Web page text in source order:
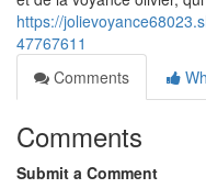
https://
47767611
Comments
Comments
Submit a Comment